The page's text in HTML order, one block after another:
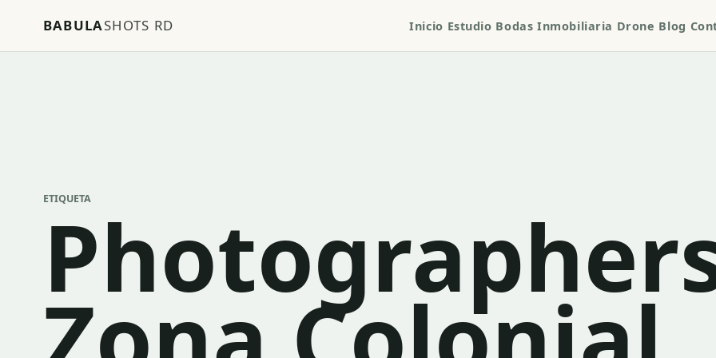
BABULASHOTS RD Inicio Estudio Bodas Inmobiliaria Drone Blog
ETIQUETA